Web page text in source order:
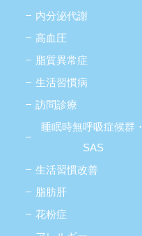
内分泌代謝
高血圧
脂質異常症
生活習慣病
訪問診療
睡眠時無呼吸症候群・
SAS
生活習慣改善
脂肪肝
花粉症